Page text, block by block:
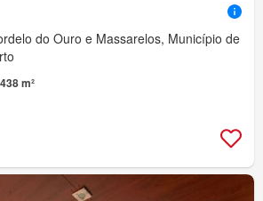
do Ouro e Massarelos, Município de
438 m²